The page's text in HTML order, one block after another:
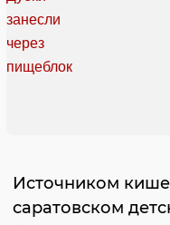
Источником
саратовском